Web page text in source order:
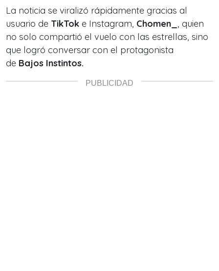
La noticia se viralizó rápidamente gracias al
usuario de TikTok e Instagram, Chomen_ , quien
no solo compartió el vuelo con las estrellas, sino
que logró conversar con el protagonista
de Bajos Instintos.